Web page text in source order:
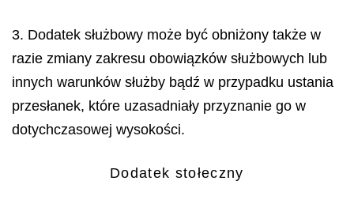
3. Dodatek służbowy może być obniżony także w
razie zmiany zakresu obowiązków służbowych lub
innych warunków służby bądź w przypadku ustania
przesłanek, które uzasadniały przyznanie go w
dotychczasowej wysokości.
Dodatek stołeczny